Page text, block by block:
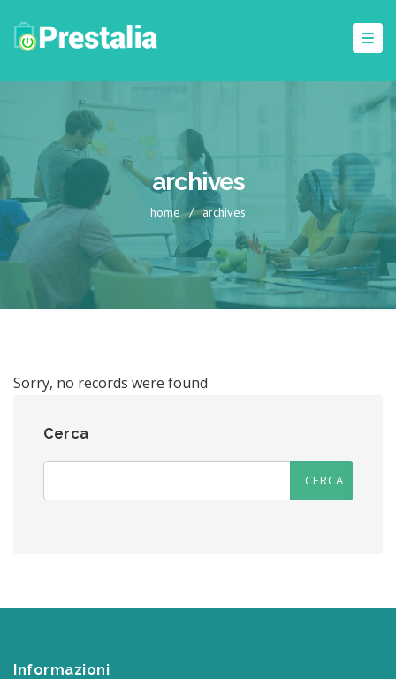
archives
home / archives
Sorry, no records were found
Cerca
Informazioni